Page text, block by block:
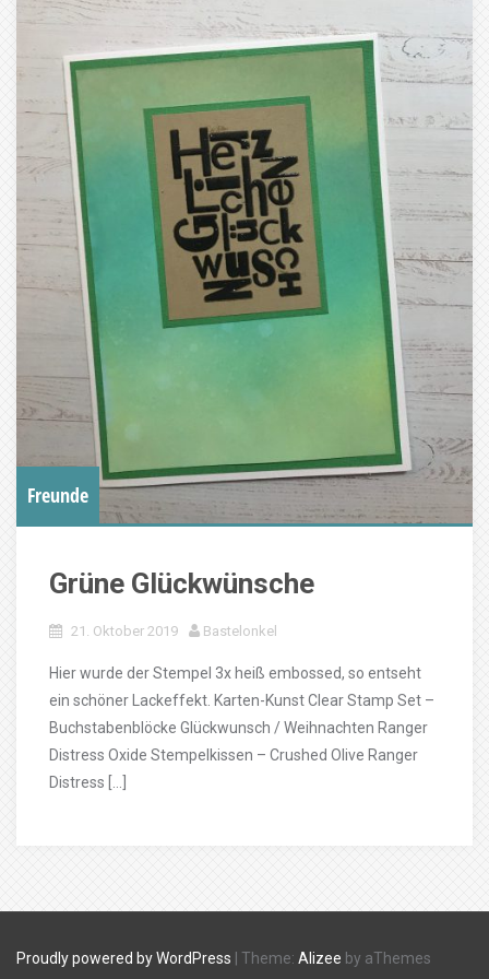
Freunde
Grüne Glückwünsche
21. Oktober 2019 Bastelonkel
Hier wurde der Stempel 3x heiß embossed, so entseht
ein schöner Lackeffekt. Karten-Kunst Clear Stamp Set –
Buchstabenblöcke Glückwunsch / Weihnachten Ranger
Distress Oxide Stempelkissen – Crushed Olive Ranger
Distress […]
Proudly powered by WordPress Theme: Alizee by aThemes